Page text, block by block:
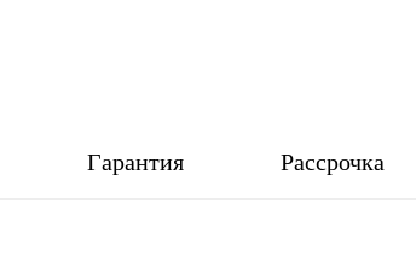
Гарантия Рассрочка